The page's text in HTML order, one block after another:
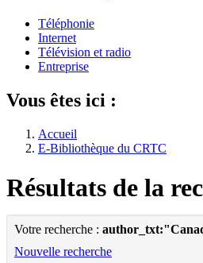
Téléphonie
Internet
Télévision et radio
Entreprise
Vous êtes ici :
Accueil
E-Bibliothèque du CRTC
Résultats de la
Votre recherche :
Nouvelle recherche